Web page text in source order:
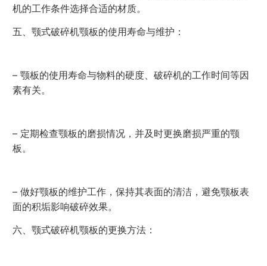
机的工作条件选择合适的材质。
五、颚式破碎机颚板的使用寿命与维护：
– 颚板的使用寿命与物料的硬度、破碎机的工作时间等因
素有关。
– 定期检查颚板的磨损情况，并及时更换磨损严重的颚
板。
– 做好颚板的维护工作，保持其表面的清洁，避免颚板表
面的积垢影响破碎效果。
六、颚式破碎机颚板的更换方法：